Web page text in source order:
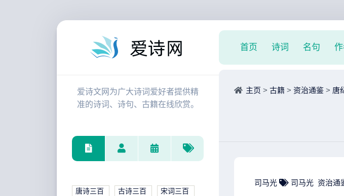
爱诗文网为广大诗词爱好者提供精
准的诗词、诗句、古籍在线欣赏。
唐诗三百 古诗三百 宋词三百
首页 诗词 名句
主页 > 古籍 > 资治通鉴 > 唐
司马光 司马光 资治通